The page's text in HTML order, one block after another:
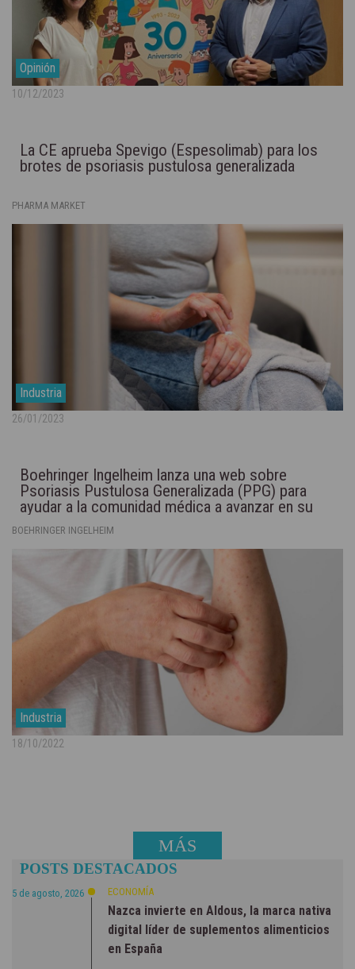
Opinión
10/12/2023
La CE aprueba Spevigo (Espesolimab) para los
brotes de psoriasis pustulosa generalizada
PHARMA MARKET
Industria
26/01/2023
Boehringer Ingelheim lanza una web sobre
Psoriasis Pustulosa Generalizada (PPG) para
ayudar a la comunidad médica a avanzar en su
diagnóstico precoz
BOEHRINGER INGELHEIM
Industria
18/10/2022
MÁS
NOTICIAS
POSTS DESTACADOS
5 de agosto, 2026 ECONOMÍA
Nazca invierte en Aldous, la marca nativa
digital líder de suplementos alimenticios
en España